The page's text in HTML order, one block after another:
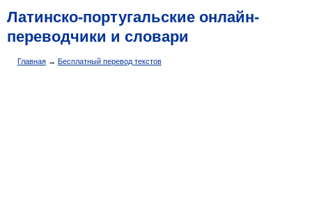
Латинско-португальские онлайн-
переводчики и словари
Главная → Бесплатный перевод текстов